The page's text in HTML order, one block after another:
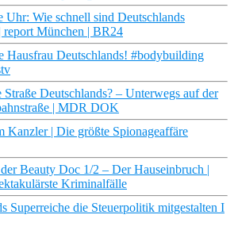
Uhr: Wie schnell sind Deutschlands
report München | BR24
Hausfrau Deutschlands! #bodybuilding
Deutschlands? – Unterwegs auf der
| MDR DOK
Kanzler | Die größte Spionageaffäre
Beauty Doc 1/2 – Der Hauseinbruch |
Kriminalfälle
Superreiche die Steuerpolitik mitgestalten I